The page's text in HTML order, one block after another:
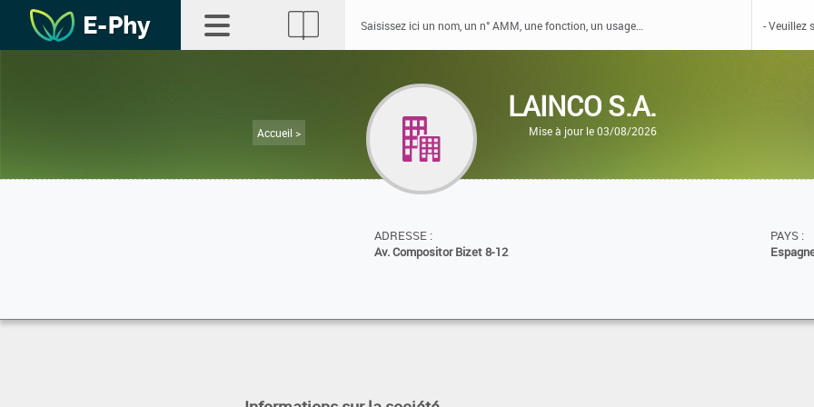
Accueil >
LAINCO S.A.
Mise à jour le 03/08/2026
ADRESSE :
Av. Compositor Bizet 8-12
PAYS :